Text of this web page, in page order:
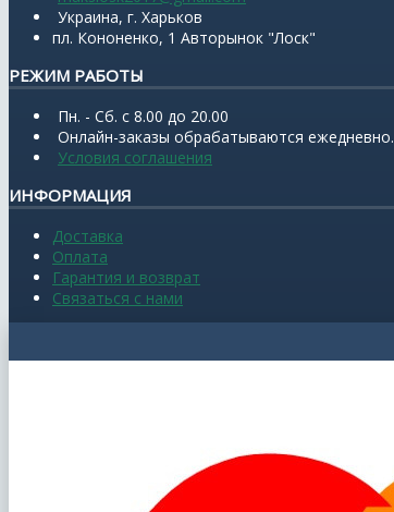
Украина, г. Харьков
пл. Кононенко, 1 Авторынок "Лоск"
РЕЖИМ РАБОТЫ
Пн. - Сб. с 8.00 до 20.00
Онлайн-заказы обрабатываются ежедневно.
Условия соглашения
ИНФОРМАЦИЯ
Доставка
Оплата
Гарантия и возврат
Связаться с нами